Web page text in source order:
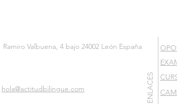
Ramiro Valbuena, 4 bajo 24002 León España
ENLACES
hola@actitudbilingue.com